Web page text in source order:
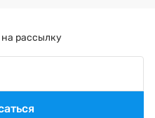
рассылку